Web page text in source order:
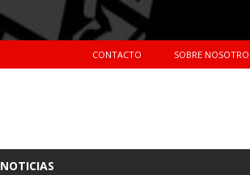
CONTACTO SOBRE
NOTICIAS